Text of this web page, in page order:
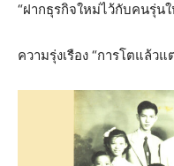
“ฝากธุรกิจใหม่ไว้กับคนรุ่น
ความรุ่งเรือง “การโตแล้ว